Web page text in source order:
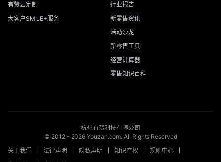
有赞云定制
大客户SMILE+服务
行业报告
新零售资讯
活动沙龙
新零售工具
经营计算器
零售知识百科
杭州有赞科技有限公司
© 2012 - 2026Youzan.com. All Rights Reserved
关于我们
法律声明 隐私声明 知识产权
规则中心